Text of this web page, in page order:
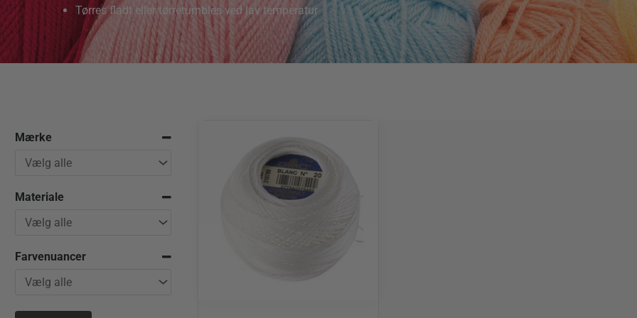
Tørres fladt eller tørretumbles ved lav temperatur
Mærke
Materiale
Farvenuancer